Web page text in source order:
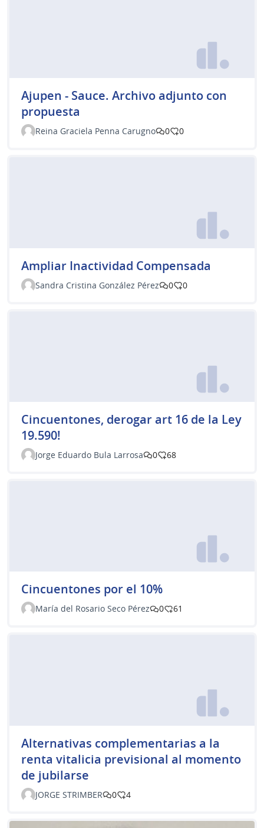
Ajupen - Sauce. Archivo adjunto con
propuesta
Reina Graciela Penna Carugno 0 0
Ampliar Inactividad Compensada
Sandra Cristina González Pérez 0 0
Cincuentones, derogar art 16 de la Ley
19.590!
Jorge Eduardo Bula Larrosa 0 68
Cincuentones por el 10%
María del Rosario Seco Pérez 0 61
Alternativas complementarias a la
renta vitalicia previsional al momento
de jubilarse
JORGE STRIMBER 0 4